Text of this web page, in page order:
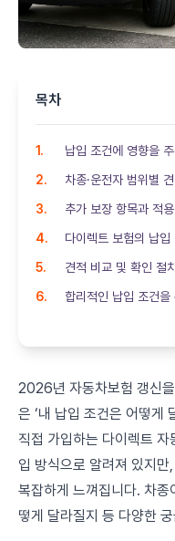
목차
납입 조건에 영향을
차종·운전자 범위별
추가 보장 항목과 적
다이렉트 보험의 납입
견적 비교 및 확인 절
합리적인 납입 조건을
2026년 자동차보험 갱신
은 ‘내 납입 조건은 어떻게
직접 가입하는 다이렉트
입 방식으로 알려져 있지만
복잡하게 느껴집니다. 차종
떻게 달라질지 등 다양한